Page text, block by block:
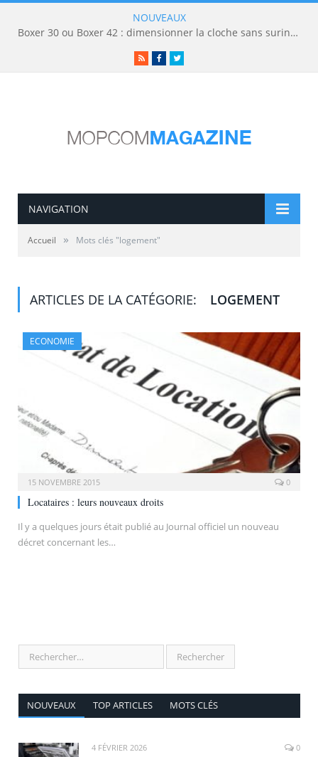
NOUVEAUX
Boxer 30 ou Boxer 42 : dimensionner la cloche sans surinvestir
RSSFacebookTwitter
NAVIGATION
Accueil » Mots clés "logement"
ARTICLES DE LA CATÉGORIE: LOGEMENT
ECONOMIE
15 NOVEMBRE 2015 0
Locataires : leurs nouveaux droits
Il y a quelques jours était publié au Journal officiel un nouveau
décret concernant les…
NOUVEAUX TOP ARTICLES MOTS CLÉS
4 FÉVRIER 2026 0